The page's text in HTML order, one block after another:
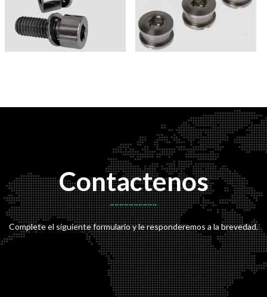
Contactenos
Complete el siguiente formulario y le responderemos a la brevedad.